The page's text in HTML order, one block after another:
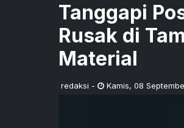
Tanggapi
Rusak di
Material
redaksi - Kamis, 08